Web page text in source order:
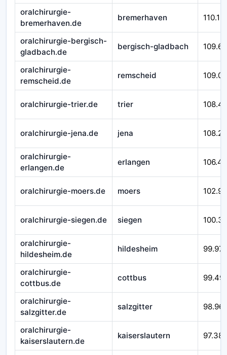
oralchirurgie-
bremerhaven.de
bremerhaven
oralchirurgie-bergisch-
gladbach.de
bergisch-gladbach
oralchirurgie-
remscheid.de
remscheid
oralchirurgie-trier.de trier
oralchirurgie-jena.de jena
oralchirurgie-
erlangen.de
erlangen
oralchirurgie-moers.de moers
oralchirurgie-siegen.de siegen
oralchirurgie-
hildesheim.de
hildesheim
oralchirurgie-
cottbus.de
cottbus 99.491
oralchirurgie-
salzgitter.de
salzgitter
oralchirurgie-
kaiserslautern.de
kaiserslautern 97.382